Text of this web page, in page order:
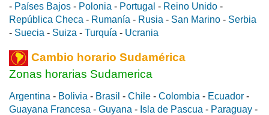
- Países Bajos - Polonia - Portugal - Reino Unido -
República Checa - Rumanía - Rusia - San Marino - Serbia
- Suecia - Suiza - Turquía - Ucrania
Cambio horario Sudamérica
Zonas horarias Sudamerica
Argentina - Bolivia - Brasil - Chile - Colombia - Ecuador -
Guayana Francesa - Guyana - Isla de Pascua - Paraguay -